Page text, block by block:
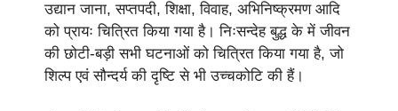
उद्यान जाना, सप्तपदी, शिक्षा, विवाह, अभिनिष्क्रमण आदि
को प्रायः चित्रित किया गया है। निःसन्देह बुद्ध के में जीवन
की छोटी-बड़ी सभी घटनाओं को चित्रित किया गया है, जो
शिल्प एवं सौन्दर्य की दृष्टि से भी उच्चकोटि की हैं।